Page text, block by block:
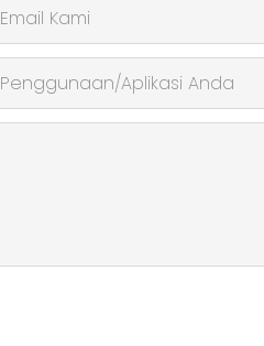
Email Kami
Penggunaan/Aplikasi Anda